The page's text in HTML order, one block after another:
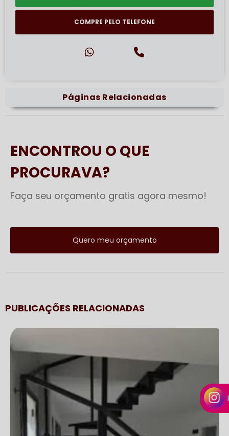
COMPRE PELO TELEFONE
Páginas Relacionadas
ENCONTROU O QUE
PROCURAVA?
Faça seu orçamento gratis agora mesmo!
Quero meu orçamento
PUBLICAÇÕES RELACIONADAS